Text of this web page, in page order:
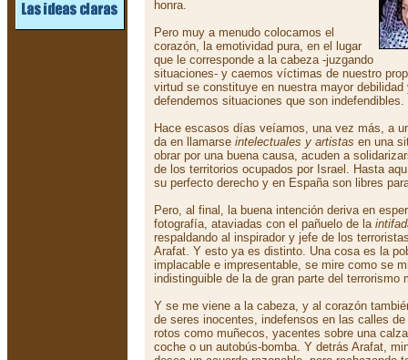
honra.
Pero muy a menudo colocamos el
corazón, la emotividad pura, en el lugar
que le corresponde a la cabeza -juzgando
situaciones- y caemos víctimas de nuestro
virtud se constituye en nuestra mayor
defendemos situaciones que son indefendibles.
Hace escasos días veíamos, una vez más, a
da en llamarse intelectuales y artistas en una
obrar por una buena causa, acuden a
de los territorios ocupados por Israel. Hasta
su perfecto derecho y en España son libres
Pero, al final, la buena intención deriva en
fotografía, ataviadas con el pañuelo de la
respaldando al inspirador y jefe de los
Arafat. Y esto ya es distinto. Una cosa es la
implacable e impresentable, se mire como se
indistinguible de la de gran parte del terrorismo
Y se me viene a la cabeza, y al corazón
de seres inocentes, indefensos en las calles
rotos como muñecos, yacentes sobre una
coche o un autobús-bomba. Y detrás Arafat,